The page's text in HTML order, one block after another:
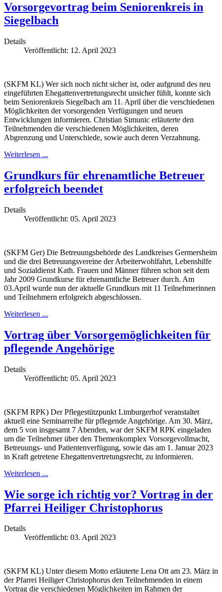
Vorsorgevortrag beim Seniorenkreis in
Siegelbach
Details
Veröffentlicht: 12. April 2023
(SKFM KL) Wer sich noch nicht sicher ist, oder aufgrund des neu
eingeführten Ehegattenvertretungsrecht unsicher fühlt, konnte sich
beim Seniorenkreis Siegelbach am 11. April über die verschiedenen
Möglichkeiten der vorsorgenden Verfügungen und neuen
Entwicklungen informieren. Christian Simunic erläuterte den
Teilnehmenden die verschiedenen Möglichkeiten, deren
Abgrenzung und Unterschiede, sowie auch deren Verzahnung.
Weiterlesen ...
Grundkurs für ehrenamtliche Betreuer
erfolgreich beendet
Details
Veröffentlicht: 05. April 2023
(SKFM Ger) Die Betreuungsbehörde des Landkreises Germersheim
und die drei Betreuungsvereine der Arbeiterwohlfahrt, Lebenshilfe
und Sozialdienst Kath. Frauen und Männer führen schon seit dem
Jahr 2009 Grundkurse für ehrenamtliche Betreuer durch. Am
03.April wurde nun der aktuelle Grundkurs mit 11 Teilnehmerinnen
und Teilnehmern erfolgreich abgeschlossen.
Weiterlesen ...
Vortrag über Vorsorgemöglichkeiten für
pflegende Angehörige
Details
Veröffentlicht: 05. April 2023
(SKFM RPK) Der Pflegestützpunkt Limburgerhof veranstaltet
aktuell eine Seminarreihe für pflegende Angehörige. Am 30. März,
dem 5 von insgesamt 7 Abenden, war der SKFM RPK eingeladen
um die Teilnehmer über den Themenkomplex Vorsorgevollmacht,
Betreuungs- und Patientenverfügung, sowie das am 1. Januar 2023
in Kraft getretene Ehegattenvertretungsrecht, zu informieren.
Weiterlesen ...
Wie sorge ich richtig vor? Vortrag in der
Pfarrei Heiliger Christophorus
Details
Veröffentlicht: 03. April 2023
(SKFM KL) Unter diesem Motto erläuterte Lena Ott am 23. März in
der Pfarrei Heiliger Christophorus den Teilnehmenden in einem
Vortrag die verschiedenen Möglichkeiten im Rahmen der